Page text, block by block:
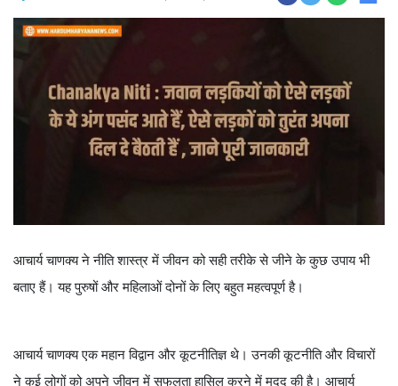
आचार्य चाणक्य ने नीति शास्त्र में जीवन को सही तरीके से जीने के कुछ उपाय भी
बताए हैं। यह पुरुषों और महिलाओं दोनों के लिए बहुत महत्वपूर्ण है।
आचार्य चाणक्य एक महान विद्वान और कूटनीतिज्ञ थे। उनकी कूटनीति और विचारों
ने कई लोगों को अपने जीवन में सफलता हासिल करने में मदद की है। आचार्य